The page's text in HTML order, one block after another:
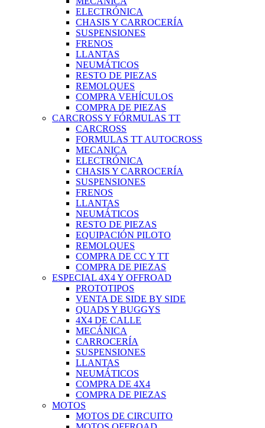
ELECTRÓNICA
CHASIS Y CARROCERÍA
SUSPENSIONES
FRENOS
LLANTAS
NEUMÁTICOS
RESTO DE PIEZAS
REMOLQUES
COMPRA VEHÍCULOS
COMPRA DE PIEZAS
CARCROSS Y FÓRMULAS TT
CARCROSS
FORMULAS TT AUTOCROSS
MECANICA
ELECTRÓNICA
CHASIS Y CARROCERÍA
SUSPENSIONES
FRENOS
LLANTAS
NEUMÁTICOS
RESTO DE PIEZAS
EQUIPACIÓN PILOTO
REMOLQUES
COMPRA DE CC Y TT
COMPRA DE PIEZAS
ESPECIAL 4X4 Y OFFROAD
PROTOTIPOS
VENTA DE SIDE BY SIDE
QUADS Y BUGGYS
4X4 DE CALLE
MECÁNICA
CARROCERÍA
SUSPENSIONES
LLANTAS
NEUMÁTICOS
COMPRA DE 4X4
COMPRA DE PIEZAS
MOTOS
MOTOS DE CIRCUITO